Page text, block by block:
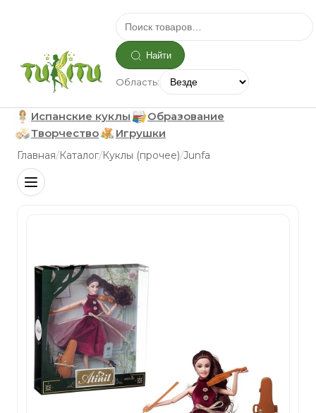
Найти
Область:
Испанские куклы
Образование
Творчество
Игрушки
Главная/Каталог/Куклы (прочее)/Junfa